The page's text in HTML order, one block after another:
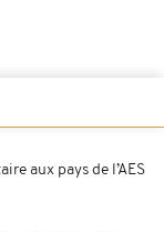
aux pays de l’AES